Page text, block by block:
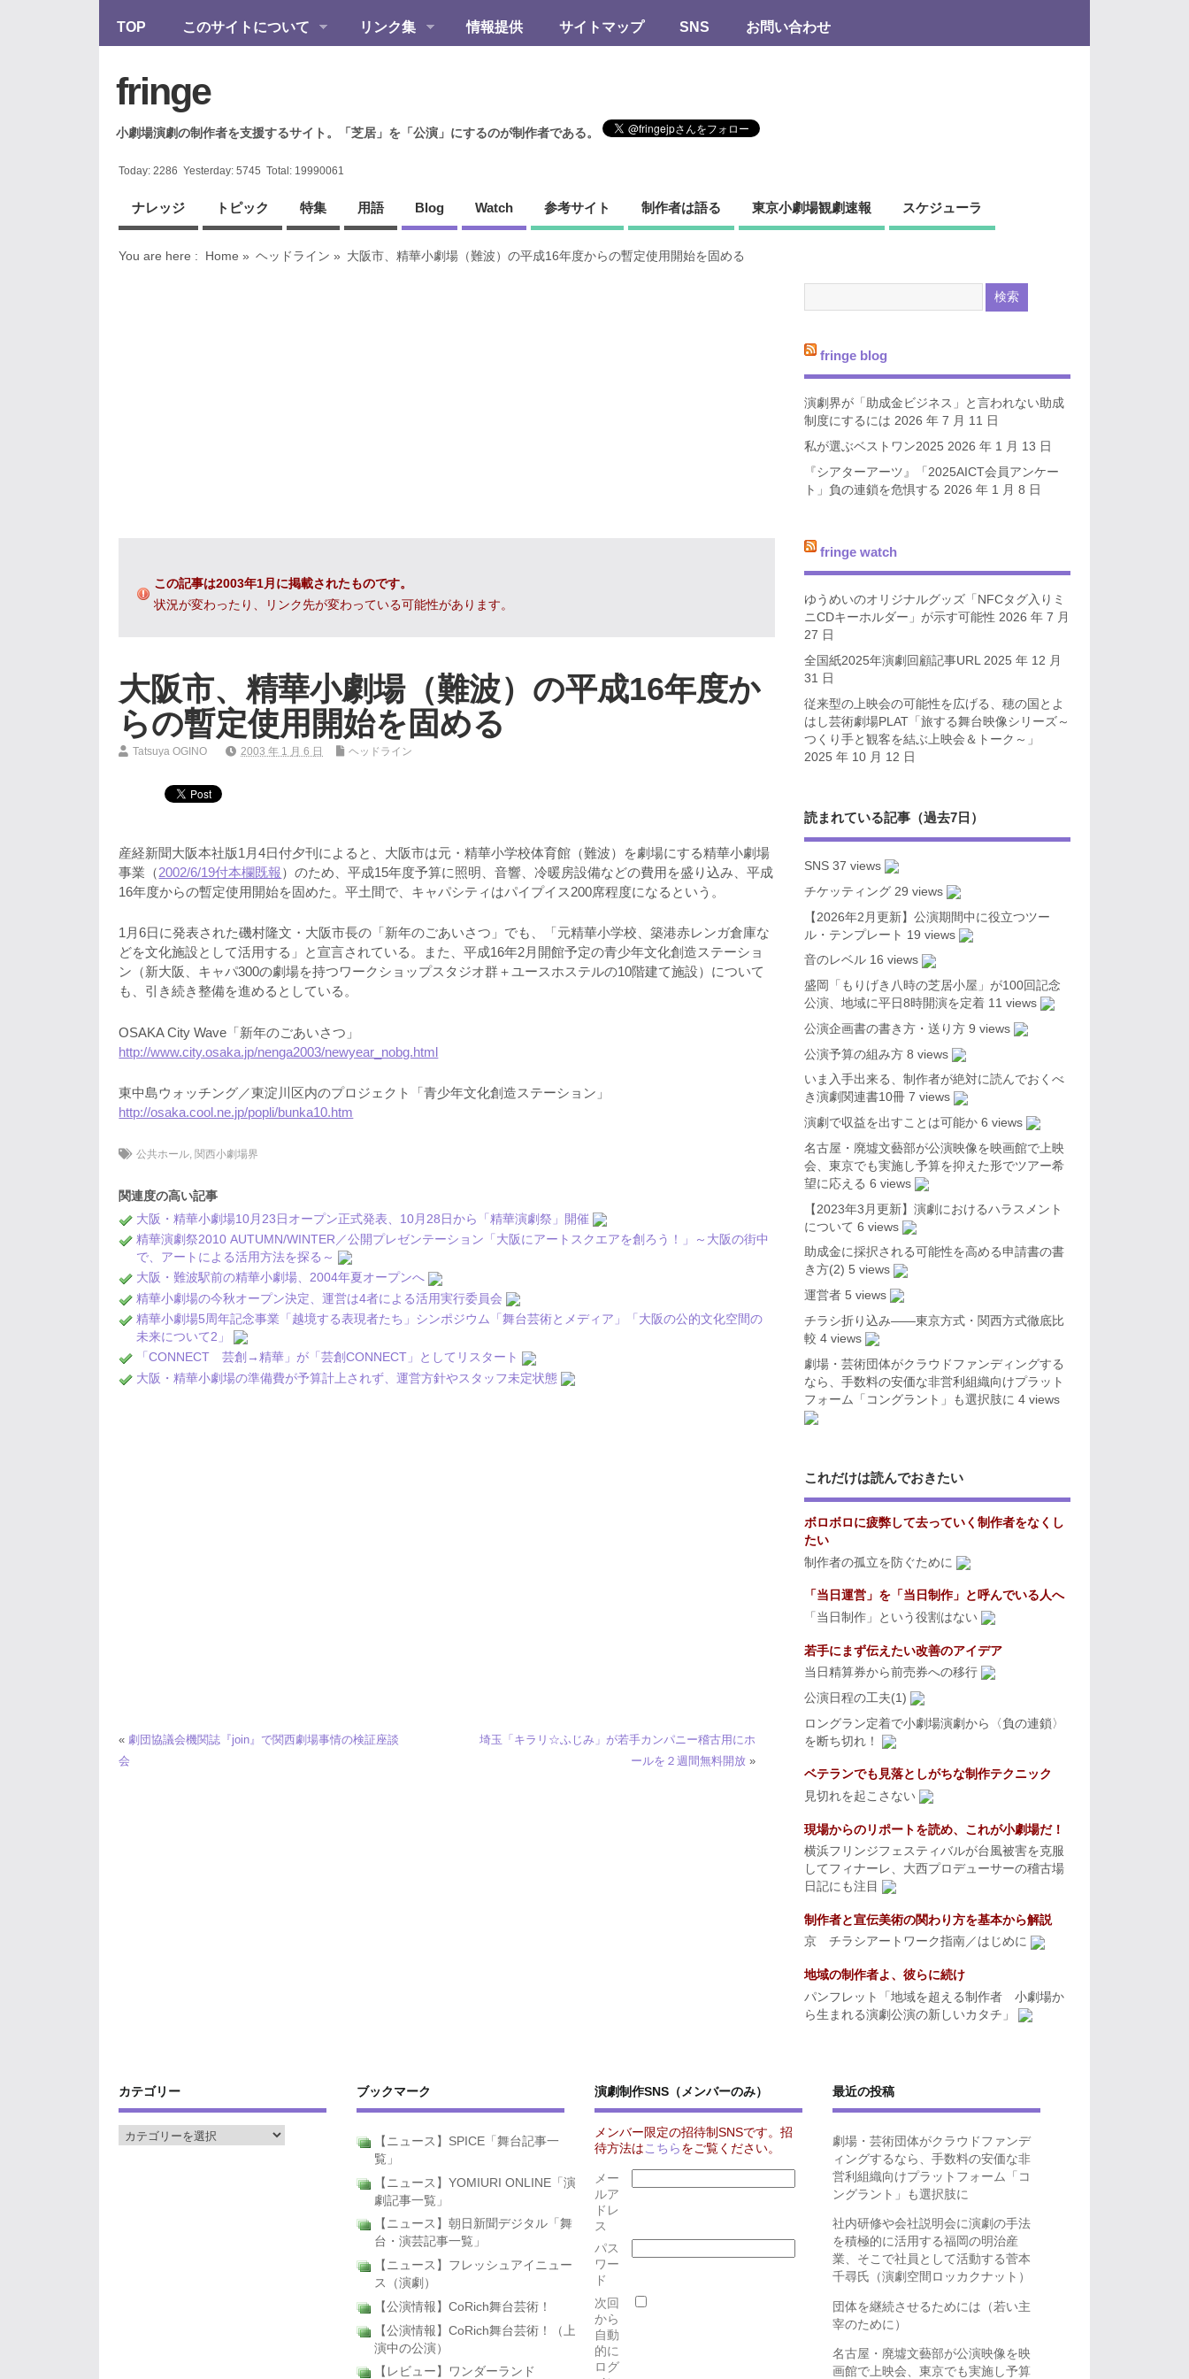
TOP このサイトについて リンク集 情報提供 サイトマップ SNS お問い合わせ
fringe
小劇場演劇の制作者を支援するサイト。「芝居」を「公演」にするのが制作者である。
Today:2286 Yesterday:5745 Total: 19990061
ナレッジ トピック 特集 用語 Blog Watch 参考サイト 制作者は語る 東京小劇場観劇速報 スケジューラ
You are here : Home » ヘッドライン » 大阪市、精華小劇場（難波）の平成16年度からの暫定使用開始を固める
この記事は2003年1月に掲載されたものです。
状況が変わったり、リンク先が変わっている可能性があります。
大阪市、精華小劇場（難波）の平成16年度か
らの暫定使用開始を固める
Tatsuya OGINO 2003 年 1 月 6 日 ヘッドライン
産経新聞大阪本社版1月4日付夕刊によると、大阪市は元・精華小学校体育館（難波）を劇場にする精華小劇場
事業（2002/6/19付本欄既報）のため、平成15年度予算に照明、音響、冷暖房設備などの費用を盛り込み、平成
16年度からの暫定使用開始を固めた。平土間で、キャパシティはパイプイス200席程度になるという。
1月6日に発表された磯村隆文・大阪市長の「新年のごあいさつ」でも、「元精華小学校、築港赤レンガ倉庫な
どを文化施設として活用する」と宣言されている。また、平成16年2月開館予定の青少年文化創造ステーショ
ン（新大阪、キャパ300の劇場を持つワークショップスタジオ群＋ユースホステルの10階建て施設）について
も、引き続き整備を進めるとしている。
OSAKA City Wave「新年のごあいさつ」
http://www.city.osaka.jp/nenga2003/newyear_nobg.html
東中島ウォッチング／東淀川区内のプロジェクト「青少年文化創造ステーション」
http://osaka.cool.ne.jp/popli/bunka10.htm
公共ホール, 関西小劇場界
関連度の高い記事
大阪・精華小劇場10月23日オープン正式発表、10月28日から「精華演劇祭」開催
精華演劇祭2010 AUTUMN/WINTER／公開プレゼンテーション「大阪にアートスクエアを創ろう！」～大阪の街中
で、アートによる活用方法を探る～
大阪・難波駅前の精華小劇場、2004年夏オープンへ
精華小劇場の今秋オープン決定、運営は4者による活用実行委員会
精華小劇場5周年記念事業「越境する表現者たち」シンポジウム「舞台芸術とメディア」「大阪の公的文化空間の
未来について2」
「CONNECT 芸創→精華」が「芸創CONNECT」としてリスタート
大阪・精華小劇場の準備費が予算計上されず、運営方針やスタッフ未定状態
« 劇団協議会機関誌『join』で関西劇場事情の検証座談
会
埼玉「キラリ☆ふじみ」が若手カンパニー稽古用にホ
ールを２週間無料開放 »
fringe blog
演劇界が「助成金ビジネス」と言われない助成
制度にするには 2026 年 7 月 11 日
私が選ぶベストワン2025 2026 年 1 月 13 日
『シアターアーツ』「2025AICT会員アンケー
ト」負の連鎖を危惧する 2026 年 1 月 8 日
fringe watch
ゆうめいのオリジナルグッズ「NFCタグ入りミ
ニCDキーホルダー」が示す可能性 2026 年 7 月
27 日
全国紙2025年演劇回顧記事URL 2025 年 12 月
31 日
従来型の上映会の可能性を広げる、穂の国とよ
はし芸術劇場PLAT「旅する舞台映像シリーズ～
つくり手と観客を結ぶ上映会＆トーク～」
2025 年 10 月 12 日
読まれている記事（過去7日）
SNS 37 views
チケッティング 29 views
【2026年2月更新】公演期間中に役立つツー
ル・テンプレート 19 views
音のレベル 16 views
盛岡「もりげき八時の芝居小屋」が100回記念
公演、地域に平日8時開演を定着 11 views
公演企画書の書き方・送り方 9 views
公演予算の組み方 8 views
いま入手出来る、制作者が絶対に読んでおくべ
き演劇関連書10冊 7 views
演劇で収益を出すことは可能か 6 views
名古屋・廃墟文藝部が公演映像を映画館で上映
会、東京でも実施し予算を抑えた形でツアー希
望に応える 6 views
【2023年3月更新】演劇におけるハラスメント
について 6 views
助成金に採択される可能性を高める申請書の書
き方(2) 5 views
運営者 5 views
チラシ折り込み――東京方式・関西方式徹底比
較 4 views
劇場・芸術団体がクラウドファンディングする
なら、手数料の安価な非営利組織向けプラット
フォーム「コングラント」も選択肢に 4 views
これだけは読んでおきたい
ボロボロに疲弊して去っていく制作者をなくし
たい
制作者の孤立を防ぐために
「当日運営」を「当日制作」と呼んでいる人へ
「当日制作」という役割はない
若手にまず伝えたい改善のアイデア
当日精算券から前売券への移行
公演日程の工夫(1)
ロングラン定着で小劇場演劇から〈負の連鎖〉
を断ち切れ！
ベテランでも見落としがちな制作テクニック
見切れを起こさない
現場からのリポートを読め、これが小劇場だ！
横浜フリンジフェスティバルが台風被害を克服
してフィナーレ、大西プロデューサーの稽古場
日記にも注目
制作者と宣伝美術の関わり方を基本から解説
京 チラシアートワーク指南／はじめに
地域の制作者よ、彼らに続け
パンフレット「地域を超える制作者 小劇場か
ら生まれる演劇公演の新しいカタチ」
カテゴリー ブックマーク
【ニュース】SPICE「舞台記事一
覧」
【ニュース】YOMIURI ONLINE「演
劇記事一覧」
【ニュース】朝日新聞デジタル「舞
台・演芸記事一覧」
【ニュース】フレッシュアイニュー
ス（演劇）
【公演情報】CoRich舞台芸術！
【公演情報】CoRich舞台芸術！（上
演中の公演）
【レビュー】ワンダーランド
演劇制作SNS（メンバーのみ）
メンバー限定の招待制SNSです。招
待方法は こちら をご覧ください。
メー
ルア
ドレ
ス
パス
ワー
ド
次回
から
自動
的に
ログ
最近の投稿
劇場・芸術団体がクラウドファンデ
ィングするなら、手数料の安価な非
営利組織向けプラットフォーム「コ
ングラント」も選択肢に
社内研修や会社説明会に演劇の手法
を積極的に活用する福岡の明治産
業、そこで社員として活動する菅本
千尋氏（演劇空間ロッカクナット）
団体を継続させるためには（若い主
宰のために）
名古屋・廃墟文藝部が公演映像を映
画館で上映会、東京でも実施し予算